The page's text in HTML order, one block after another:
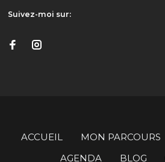
Suivez-moi sur:
ACCUEIL MON PARCOURS
AGENDA
BLOG